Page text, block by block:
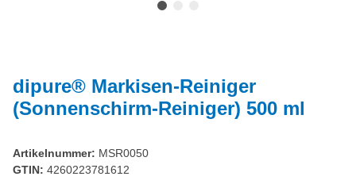
dipure® Markisen-Reiniger
(Sonnenschirm-Reiniger) 500 ml
Artikelnummer: MSR0050
GTIN: 4260223781612